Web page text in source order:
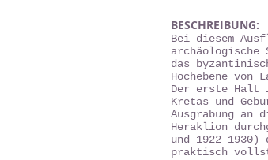
BESCHREIBUNG:
Bei diesem
archäologische
das
Hochebene
Der erste Halt
Kretas und
Ausgrabung an
Heraklion
und
praktisch